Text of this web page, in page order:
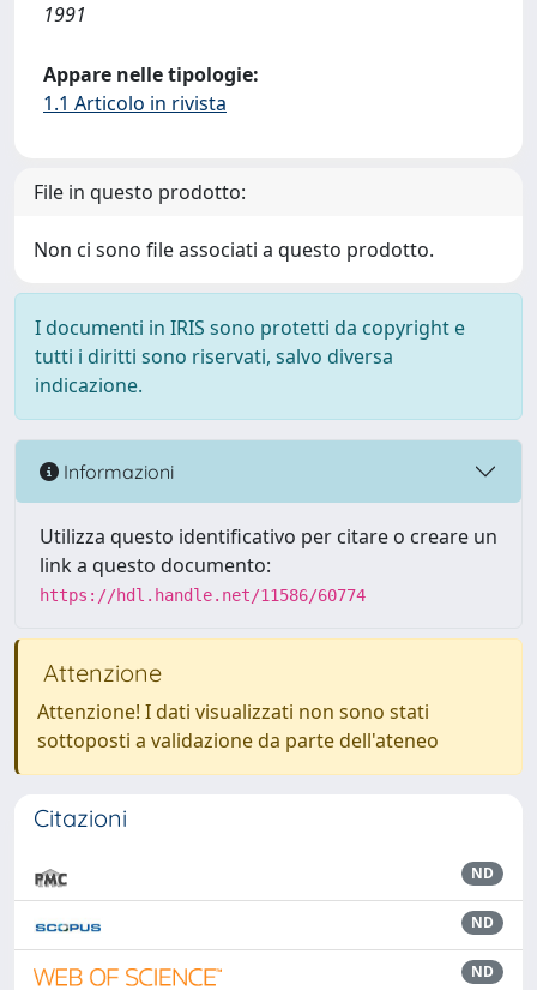
1991
Appare nelle tipologie:
1.1 Articolo in rivista
File in questo prodotto:
Non ci sono file associati a questo prodotto.
I documenti in IRIS sono protetti da copyright e
tutti i diritti sono riservati, salvo diversa
indicazione.
Informazioni
Utilizza questo identificativo per citare o creare un
link a questo documento:
https://hdl.handle.net/11586/60774
Attenzione
Attenzione! I dati visualizzati non sono stati
sottoposti a validazione da parte dell'ateneo
Citazioni
ND
ND
ND